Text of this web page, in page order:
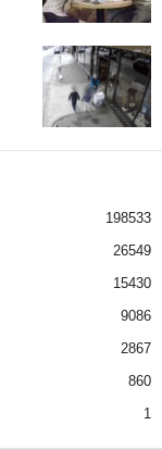
198533
26549
15430
9086
2867
860
1